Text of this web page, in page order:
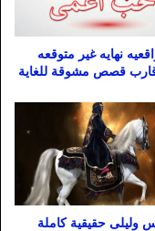
نهايه غير متوقعه
قصص مشوقة للغاية
وليلى حقيقية كاملة